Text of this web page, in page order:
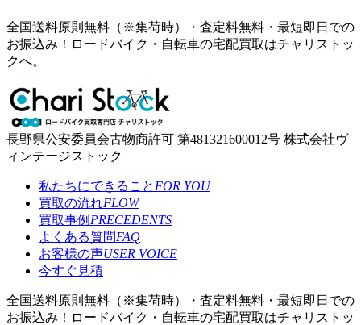
全国送料原則無料（※集荷時）・査定料無料・最短即日での
お振込み！ロードバイク・自転車の宅配買取はチャリストッ
クへ。
長野県公安委員会古物商許可 第481321600012号 株式会社ヴ
ィンテージストック
私たちにできること FOR YOU
買取の流れFLOW
買取事例 PRECEDENTS
よくある質問FAQ
お客様の声USER VOICE
今すぐ見積
全国送料原則無料（※集荷時）・査定料無料・最短即日での
お振込み！ロードバイク・自転車の宅配買取はチャリストッ